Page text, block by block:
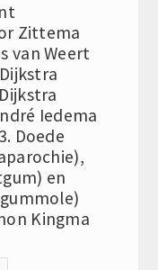
Zittema
van Weert
Iedema
Doede
en
Kingma